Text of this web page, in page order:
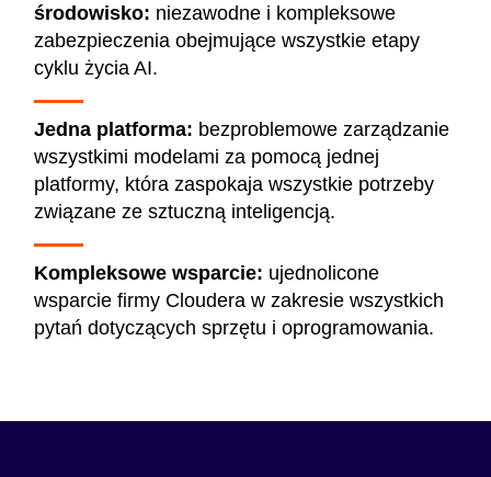
środowisko: niezawodne i kompleksowe
zabezpieczenia obejmujące wszystkie etapy
cyklu życia AI.
Jedna platforma: bezproblemowe zarządzanie
wszystkimi modelami za pomocą jednej
platformy, która zaspokaja wszystkie potrzeby
związane ze sztuczną inteligencją.
Kompleksowe wsparcie: ujednolicone
wsparcie firmy Cloudera w zakresie wszystkich
pytań dotyczących sprzętu i oprogramowania.